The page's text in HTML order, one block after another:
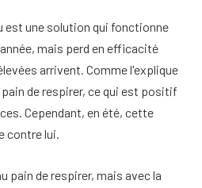
est une solution qui fonctionne
mais perd en efficacité
arrivent. Comme l'explique
de respirer, ce qui est positif
Cependant, en été, cette
contre lui.
pain de respirer, mais avec la